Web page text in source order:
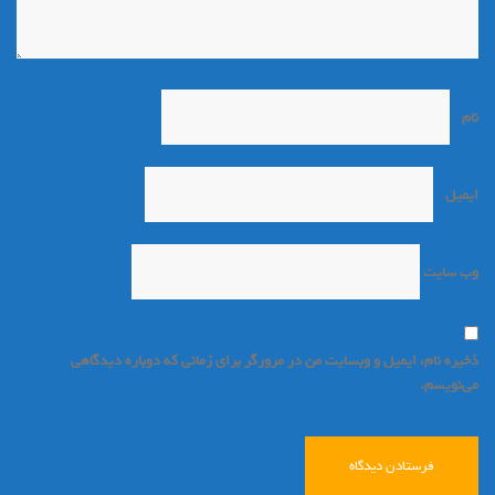
نام
ایمیل
وب‌ سایت
ذخیره نام، ایمیل و وبسایت من در مرورگر برای زمانی که دوباره دیدگاهی
می‌نویسم.